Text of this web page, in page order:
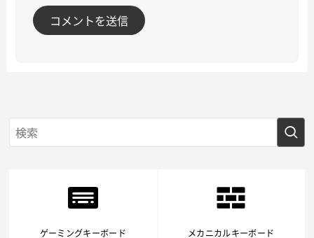
ゲーミングキーボード メカニカルキーボード